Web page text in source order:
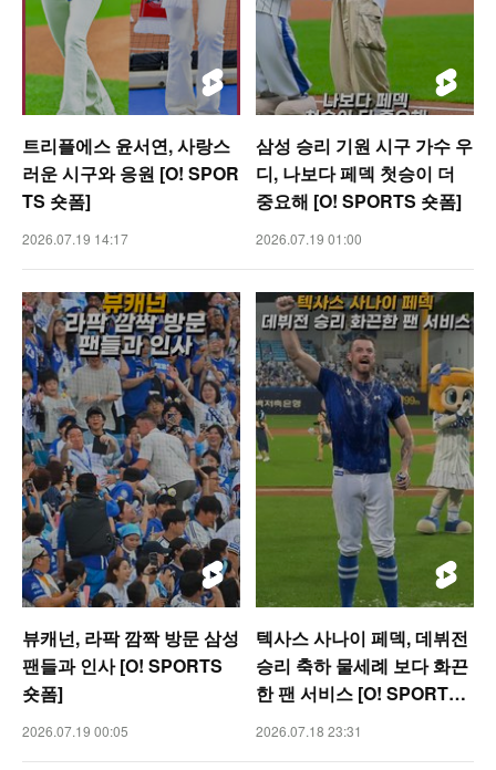
트리플에스 윤서연, 사랑스
러운 시구와 응원 [O! SPOR
TS 숏폼]
2026.07.19 14:17
삼성 승리 기원 시구 가수 우
디, 나보다 페덱 첫승이 더
중요해 [O! SPORTS 숏폼]
2026.07.19 01:00
뷰캐넌, 라팍 깜짝 방문 삼성
팬들과 인사 [O! SPORTS
숏폼]
2026.07.19 00:05
텍사스 사나이 페덱, 데뷔전
승리 축하 물세례 보다 화끈
한 팬 서비스 [O! SPORTS
숏폼]
2026.07.18 23:31